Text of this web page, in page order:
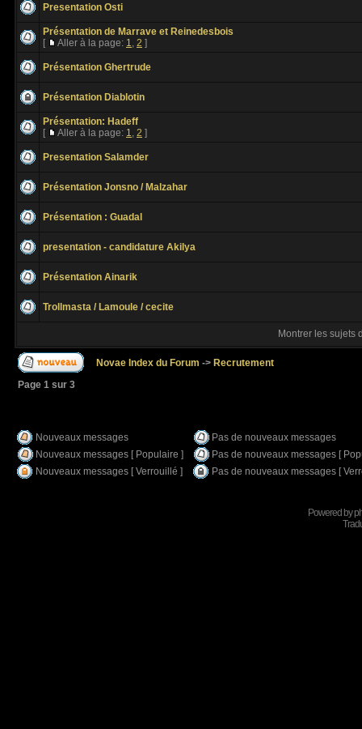
Presentation Osti
Présentation de Marrave et Reinedesbois
[
Aller à la page: 1, 2 ]
Présentation Ghertrude
Présentation Diablotin
Présentation: Hadeff
[
Aller à la page: 1, 2 ]
Presentation Salamder
Présentation Jonsno / Malzahar
Présentation : Guadal
presentation - candidature Akilya
Présentation Ainarik
Trollmasta / Lamoule / cecite
Montrer les sujets
Novae Index du Forum -> Recrutement
Page 1 sur 3
Nouveaux messages
Pas de nouveaux messages
Nouveaux messages [ Populaire ]
Pas de nouveaux messages [
Nouveaux messages [ Verrouillé ]
Pas de nouveaux messages [
Powered by